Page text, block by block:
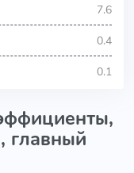
7.6
0.4
0.1
главный